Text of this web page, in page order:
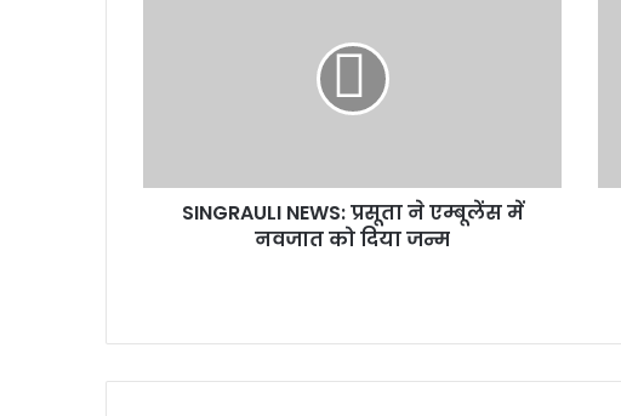
SINGRAULI NEWS: प्रसूता ने एम्बूलेंस में
नवजात को दिया जन्म